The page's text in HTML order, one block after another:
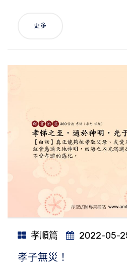
更多
孝順篇 2022-05-
孝子無災！